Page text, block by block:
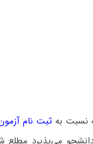
نسبت به ثبت نام آزمون
می‌پذیرد مطلع